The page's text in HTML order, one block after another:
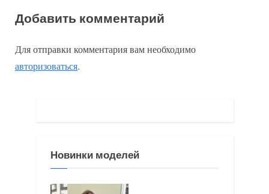
записям
д
д
у
е
у
а
Добавить комментарий
Для отправки комментария вам необходимо
авторизоваться.
Новинки моделей